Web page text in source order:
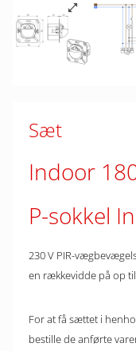
Sæt
Indoor
P-sokkel
230 V PIR-
en rækkevidde på op
For at få sættet i
bestille de anførte